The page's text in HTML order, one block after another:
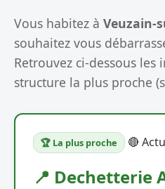
Vous habitez à Veuzain-
souhaitez vous
Retrouvez ci-dessous
structure la plus proche
🏆 La plus proche 🔴
📍 Dechetterie